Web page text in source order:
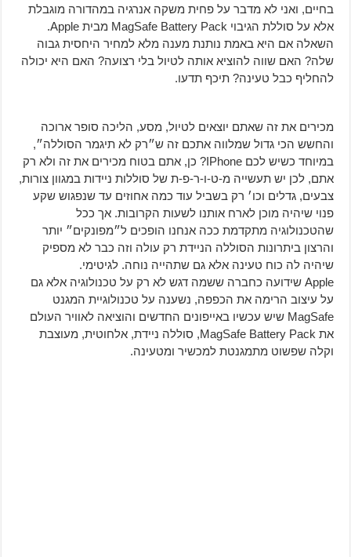
בחיים, ואני לא מדבר על פחית משקה אנרגיה במהדורה מוגבלת
אלא על סוללת הגיבוי MagSafe Battery Pack מבית Apple.
השאלה אם היא באמת נותנת מענה מלא למחיר היחסית גבוה
שלה? האם שווה להוציא אותה לטיול בלי רצועה? האם היא יכולה
להחליף כבל טעינה? תיכף תדעו.
מכירים את זה שאתם יוצאים לטיול, מסע, הליכה סופר ארוכה
והחשש הכי גדול שמלווה אתכם זה ש״רק לא תיגמר הסוללה״,
במיוחד כשיש לכם IPhone? כן, אתם בטוח מכירים את זה ולא רק
אתם, לכן יש תעשייה מ-ט-ו-ר-פ-ת של סוללות ניידות במגוון צורות,
צבעים, גדלים וכו׳ רק בשביל עוד כמה אחוזים עד שנפגוש שקע
פנוי שיהיה מוכן לארח אותנו לשעות הקרובות. אך ככל
שהטכנולוגיה מתקדמת ככה אנחנו הופכים ל״מפונקים״ יותר
והרצון ביתרונות הסוללה הניידת רק עולה וזה כבר לא מספיק
שיהיה לה כוח טעינה אלא גם שתהייה נוחה. לגיטימי.
Apple שידועה כחברה ששמה דגש לא רק על טכנולוגיה אלא גם
על עיצוב הרימה את הכפפה, נשענה על טכנולוגיית המגנט
MagSafe שיש עכשיו באייפונים החדשים והוציאה לאוויר העולם
את MagSafe Battery Pack, סוללה ניידת, אלחוטית, מעוצבת
וקלה שפשוט מתמגנטת למכשיר ומטעינה.